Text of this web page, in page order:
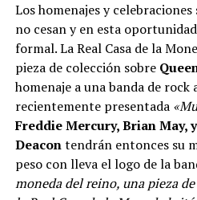
Los homenajes y
no cesan y en esta
formal. La Real Casa de la
pieza de colección sobre
homenaje a una banda de
recientemente presentada
Freddie Mercury, Brian May,
Deacontendrán entonces su
peso con lleva el logo de la
moneda del reino, una pieza